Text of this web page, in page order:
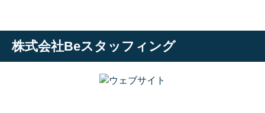
株式会社Beスタッフィング